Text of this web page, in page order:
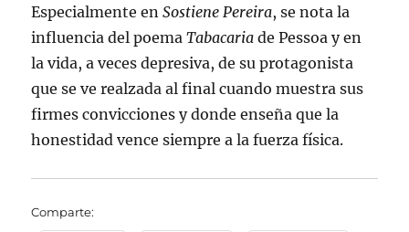
Especialmente enSostiene Pereira, se nota la
influencia del poemaTabacaria de Pessoa y en
la vida, a veces depresiva, de su protagonista
que se ve realzada al final cuando muestra sus
firmes convicciones y donde enseña que la
honestidad vence siempre a la fuerza física.
Comparte: